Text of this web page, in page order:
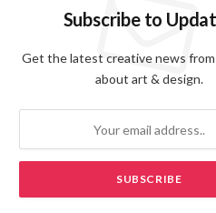
Subscribe to
Get the latest creative news
about art & design.